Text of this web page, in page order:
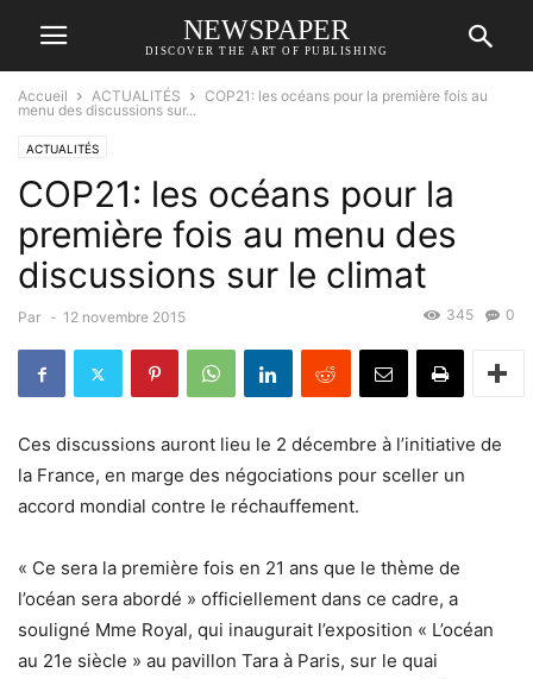
NEWSPAPER
DISCOVER THE ART OF PUBLISHING
Accueil ACTUALITÉS
COP21: les océans pour la première fois au
menu des discussions sur...
ACTUALITÉS
COP21: les océans pour la
première fois au menu des
discussions sur le climat
Par - 12 novembre 2015 0
345
Ces discussions auront lieu le 2 décembre à l’initiative de
la France, en marge des négociations pour sceller un
accord mondial contre le réchauffement.
« Ce sera la première fois en 21 ans que le thème de
l’océan sera abordé » officiellement dans ce cadre, a
souligné Mme Royal, qui inaugurait l’exposition « L’océan
au 21e siècle » au pavillon Tara à Paris, sur le quai